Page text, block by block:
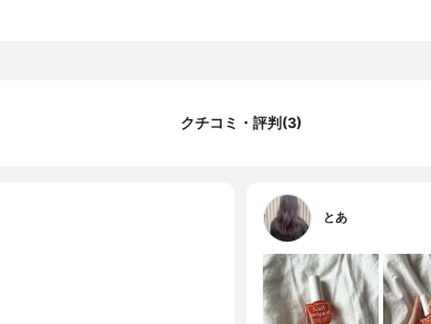
クチコミ・評判(3)
とあ